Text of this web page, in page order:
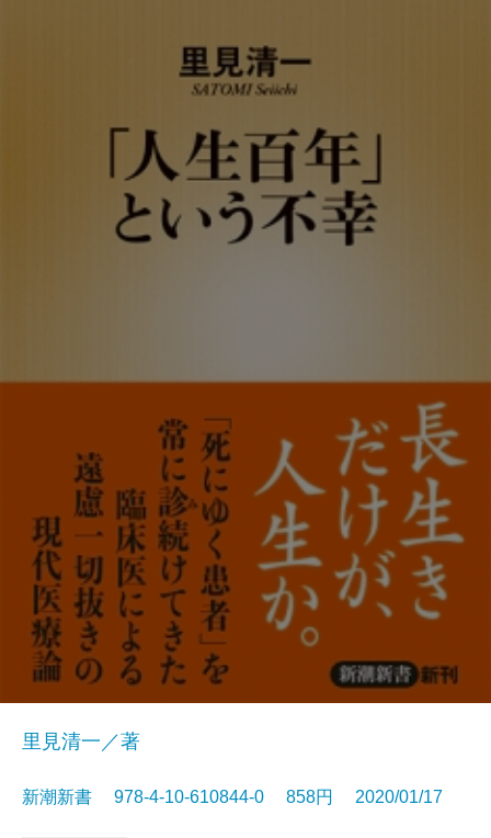
里見清一／著
新潮新書 978-4-10-610844-0 858円 2020/01/17